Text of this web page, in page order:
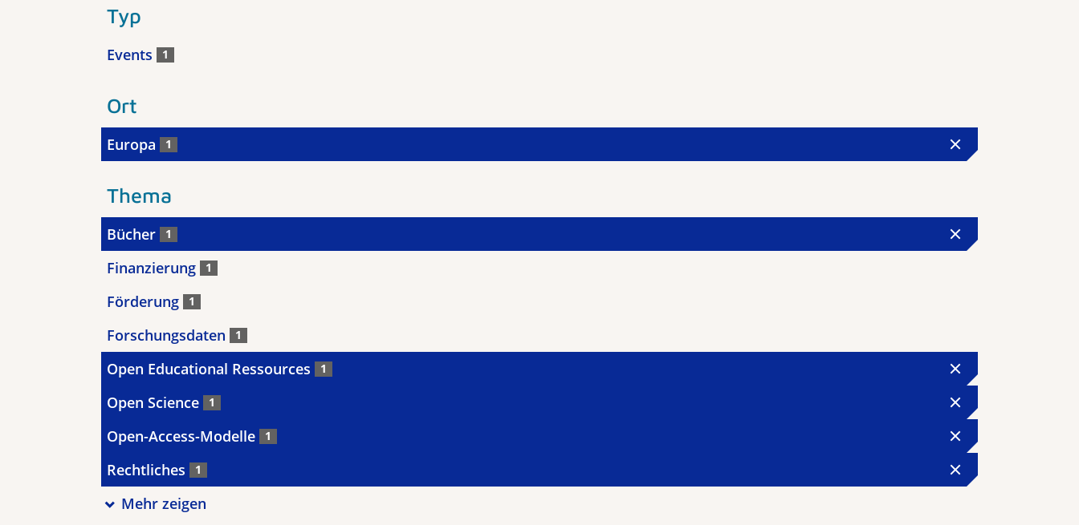
Typ
Events 1
Ort
Europa 1
Thema
Bücher 1
Finanzierung 1
Förderung 1
Forschungsdaten 1
Open Educational Ressources 1
Open Science 1
Open-Access-Modelle 1
Rechtliches 1
Mehr zeigen